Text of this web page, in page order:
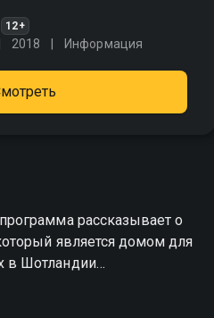
12+
2018 Информация
рассказывает о
является домом для
в Шотландии